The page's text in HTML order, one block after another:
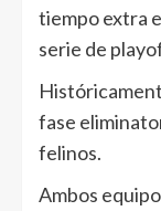
tiempo extra
serie de
fase
felinos.
Ambos